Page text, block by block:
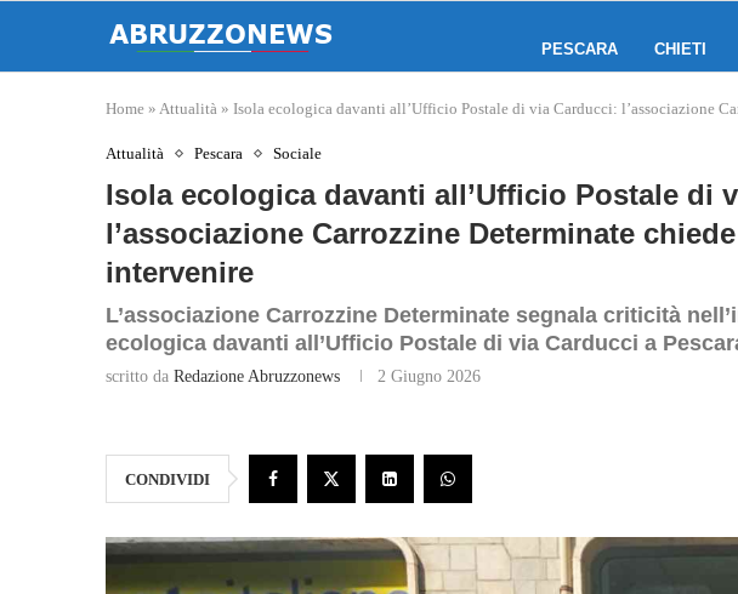
PESCARA CHIETI
Home » Attualità » Isola ecologica davanti all’Ufficio Postale di via Carducci: l’associazione
Attualità Pescara Sociale
Isola ecologica davanti all’Ufficio Postale di
l’associazione Carrozzine Determinate
intervenire
L’associazione Carrozzine Determinate segnala criticità
ecologica davanti all’Ufficio Postale di via Carducci a
scritto da Redazione Abruzzonews 2 Giugno 2026
CONDIVIDI